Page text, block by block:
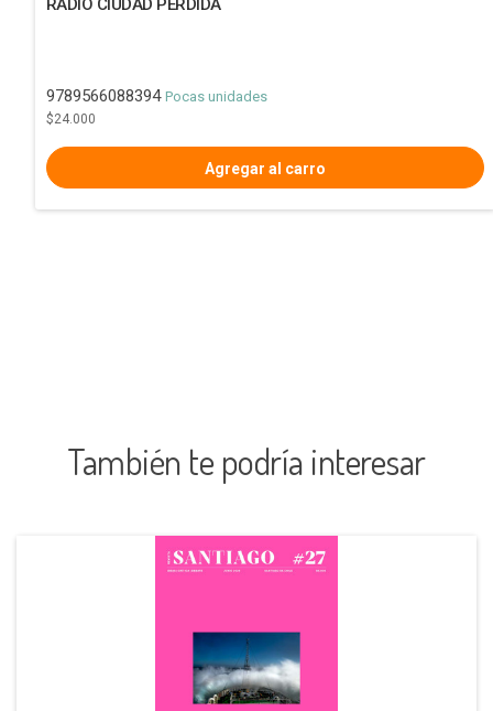
RADIO CIUDAD PERDIDA
9789566088394 Pocas unidades
$24.000
También te podría interesar